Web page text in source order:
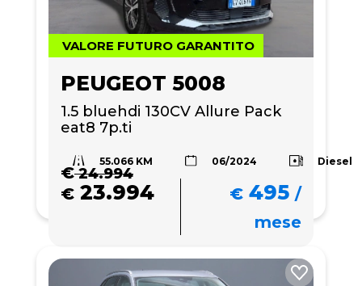
VALORE FUTURO GARANTITO
PEUGEOT 5008
1.5 bluehdi 130CV Allure Pack
eat8 7p.ti
55.066 KM 06/2024 Diesel
€24.994
€ 23.994 € 495 /
mese